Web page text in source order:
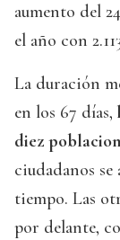
aumento del
el año con
La duración
en los 67 días,
diez
ciudadanos
tiempo. Las
por delante,